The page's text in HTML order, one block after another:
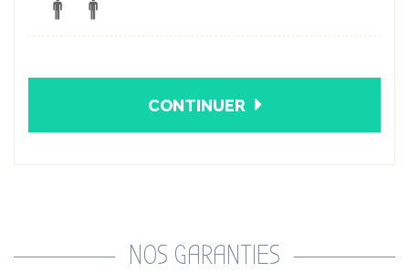
CONTINUER
NOS GARANTIES